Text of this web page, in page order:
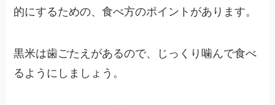
的にするための、食べ方のポイントがあります。
黒米は歯ごたえがあるので、じっくり噛んで食べ
るようにしましょう。